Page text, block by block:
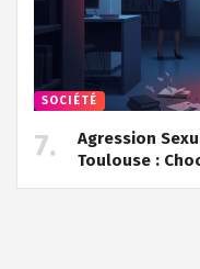
SOCIÉTÉ
Agression
Toulouse :